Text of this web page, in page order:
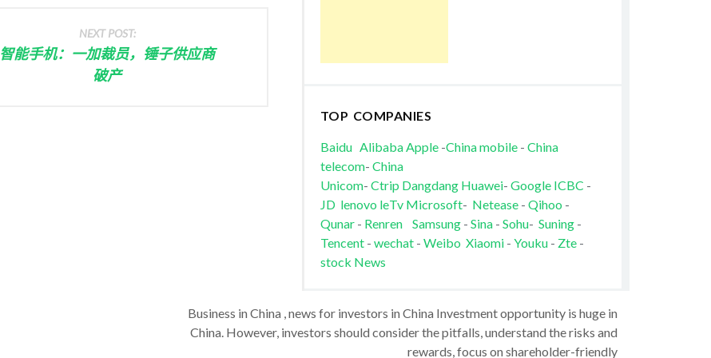
NEXT POST:
智能手机：一加裁员，锤子供应商
破产
TOP COMPANIES
Baidu AlibabaApple-China mobile- China
telecom- China
Unicom- Ctrip Dangdang Huawei- Google ICBC -
JD lenovo leTv Microsoft- Netease- Qihoo -
Qunar- Renren Samsung- Sina- Sohu- Suning-
Tencent- wechat - Weibo Xiaomi- Youku - Zte-
stock News
Business in China , news for investors in China Investment opportunity is huge in
China. However, investors should consider the pitfalls, understand the risks and
rewards, focus on shareholder-friendly